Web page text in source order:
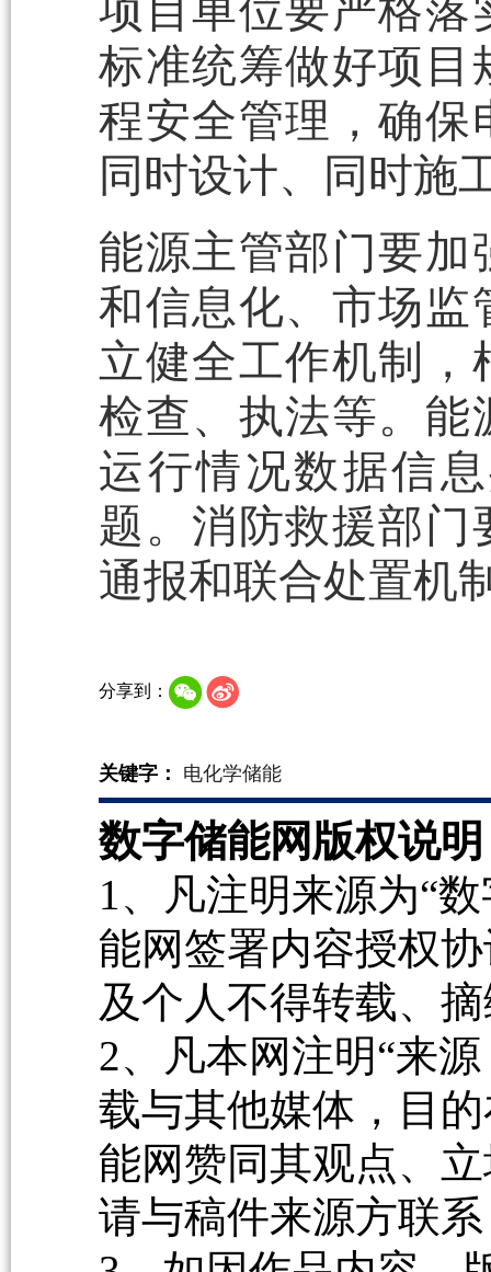
项目单位要严格落
标准统筹做好项目
程安全管理，确保
同时设计、同时施
能源主管部门要加
和信息化、市场监
立健全工作机制，
检查、执法等。能
运行情况数据信
题。消防救援部
通报和联合处置机
分享到：
关键字： 电化学储能
数字储能网版权说
1、凡注明来源为“
能网签署内容授权
及个人不得转载、
2、凡本网注明“来
载与其他媒体，目
能网赞同其观点、
请与稿件来源方联